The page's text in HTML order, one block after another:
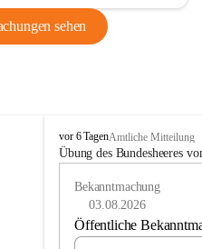
sehen
B
u
vor 6 TagenAmtliche Mitteilung
Übung des Bundesheeres
Bekanntmachung
03.08.2026
Öffentliche